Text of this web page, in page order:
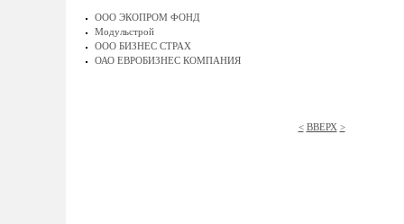
ООО ЭКОПРОМ ФОНД
Модульстрой
ООО БИЗНЕС СТРАХ
ОАО ЕВРОБИЗНЕС КОМПАНИЯ
< ВВЕРХ >